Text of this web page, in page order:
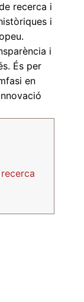
recerca i
i
i
És per
en